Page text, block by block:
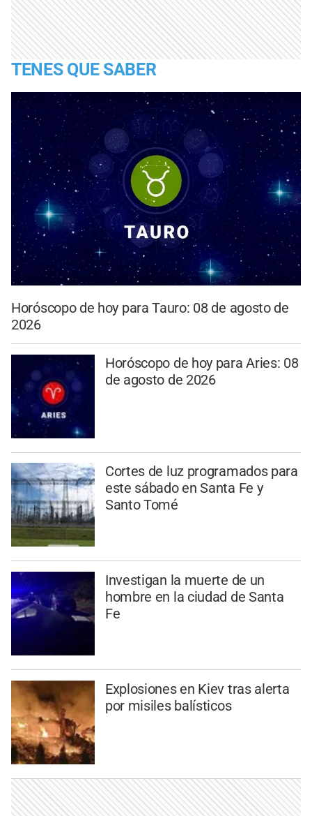
TENES QUE SABER
Horóscopo de hoy para Tauro: 08 de agosto de
2026
Horóscopo de hoy para Aries: 08
de agosto de 2026
Cortes de luz programados para
este sábado en Santa Fe y
Santo Tomé
Investigan la muerte de un
hombre en la ciudad de Santa
Fe
Explosiones en Kiev tras alerta
por misiles balísticos